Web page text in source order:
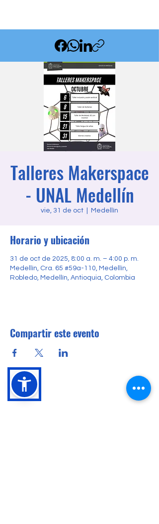
Talleres Makerspace
- UNAL Medellín
vie, 31 de oct Medellín
Horario y ubicación
31 de oct de 2025, 8:00 a. m. – 4:00 p. m.
Medellín, Cra. 65 #59a-110, Medellín,
Robledo, Medellín, Antioquia, Colombia
Compartir este evento